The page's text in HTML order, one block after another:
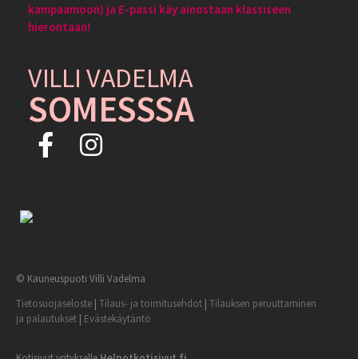
kampaamoon) ja E-passi käy ainostaan klassiseen
hierontaan!
VILLI VADELMA
SOMESSSA
© Kauneuspuoti Villi Vadelma
Tietosuojaseloste | Tilaus- ja toimitusehdot | Tilauksen peruuttaminen
ja palautukset | Evästekäytäntö